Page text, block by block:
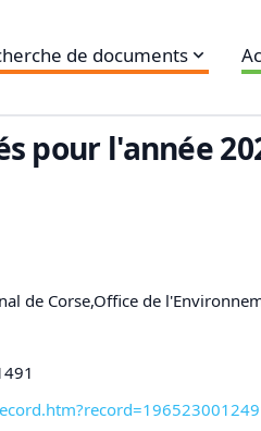
de documents
pour l'année
de Corse,Office de